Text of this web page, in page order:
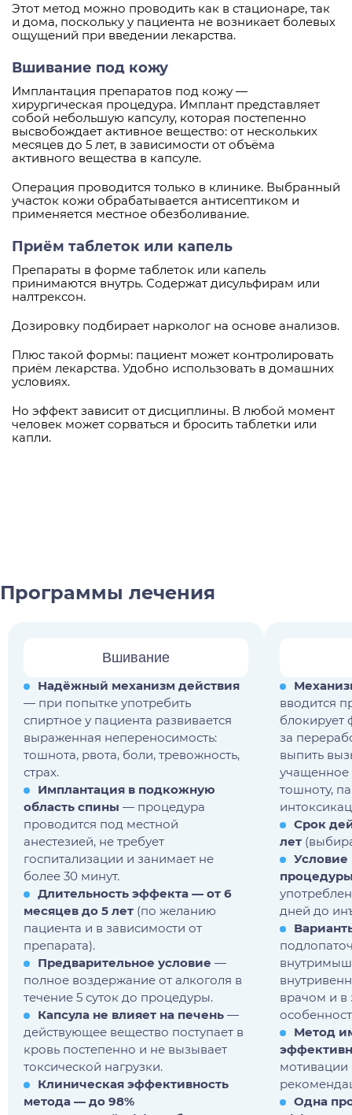
Этот метод можно проводить как в стационаре, так
и дома, поскольку у пациента не возникает болевых
ощущений при введении лекарства.
Вшивание под кожу
Имплантация препаратов под кожу —
хирургическая процедура. Имплант представляет
собой небольшую капсулу, которая постепенно
высвобождает активное вещество: от нескольких
месяцев до 5 лет, в зависимости от объёма
активного вещества в капсуле.
Операция проводится только в клинике. Выбранный
участок кожи обрабатывается антисептиком и
применяется местное обезболивание.
Приём таблеток или капель
Препараты в форме таблеток или капель
принимаются внутрь. Содержат дисульфирам или
налтрексон.
Дозировку подбирает нарколог на основе анализов.
Плюс такой формы: пациент может контролировать
приём лекарства. Удобно использовать в домашних
условиях.
Но эффект зависит от дисциплины. В любой момент
человек может сорваться и бросить таблетки или
капли.
Программы лечения
Вшивание
Надёжный механизм действия
— при попытке употребить
спиртное у пациента развивается
выраженная непереносимость:
тошнота, рвота, боли, тревожность,
страх.
Имплантация в подкожную
область спины — процедура
проводится под местной
анестезией, не требует
госпитализации и занимает не
более 30 минут.
Длительность эффекта — от 6
месяцев до 5 лет (по желанию
пациента и в зависимости от
препарата).
Предварительное условие —
полное воздержание от алкоголя в
течение 5 суток до процедуры.
Капсула не влияет на печень —
действующее вещество поступает в
кровь постепенно и не вызывает
токсической нагрузки.
Клиническая эффективность
метода — до 98%
вводится
блокирует
за
выпить
учащенное
тошноту,
Срок
лет
Условие
дней до
врачом и в
Метод
мотивации
Одна